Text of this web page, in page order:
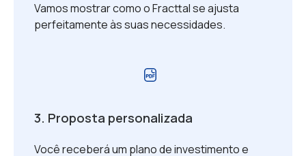
Vamos mostrar como o Fracttal se ajusta
perfeitamente às suas necessidades.
3. Proposta personalizada
Você receberá um plano de investimento e